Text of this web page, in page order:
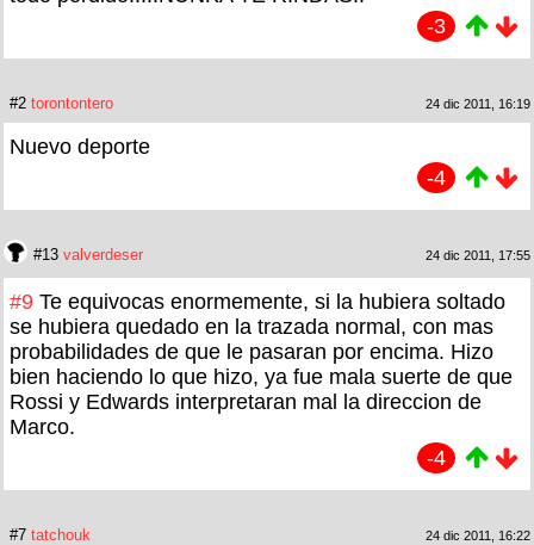
-3
#2 torontontero 24 dic 2011, 16:19
Nuevo deporte
-4
#13 valverdeser 24 dic 2011, 17:55
#9 Te equivocas enormemente, si la hubiera soltado
se hubiera quedado en la trazada normal, con mas
probabilidades de que le pasaran por encima. Hizo
bien haciendo lo que hizo, ya fue mala suerte de que
Rossi y Edwards interpretaran mal la direccion de
Marco.
-4
#7 tatchouk 24 dic 2011, 16:22